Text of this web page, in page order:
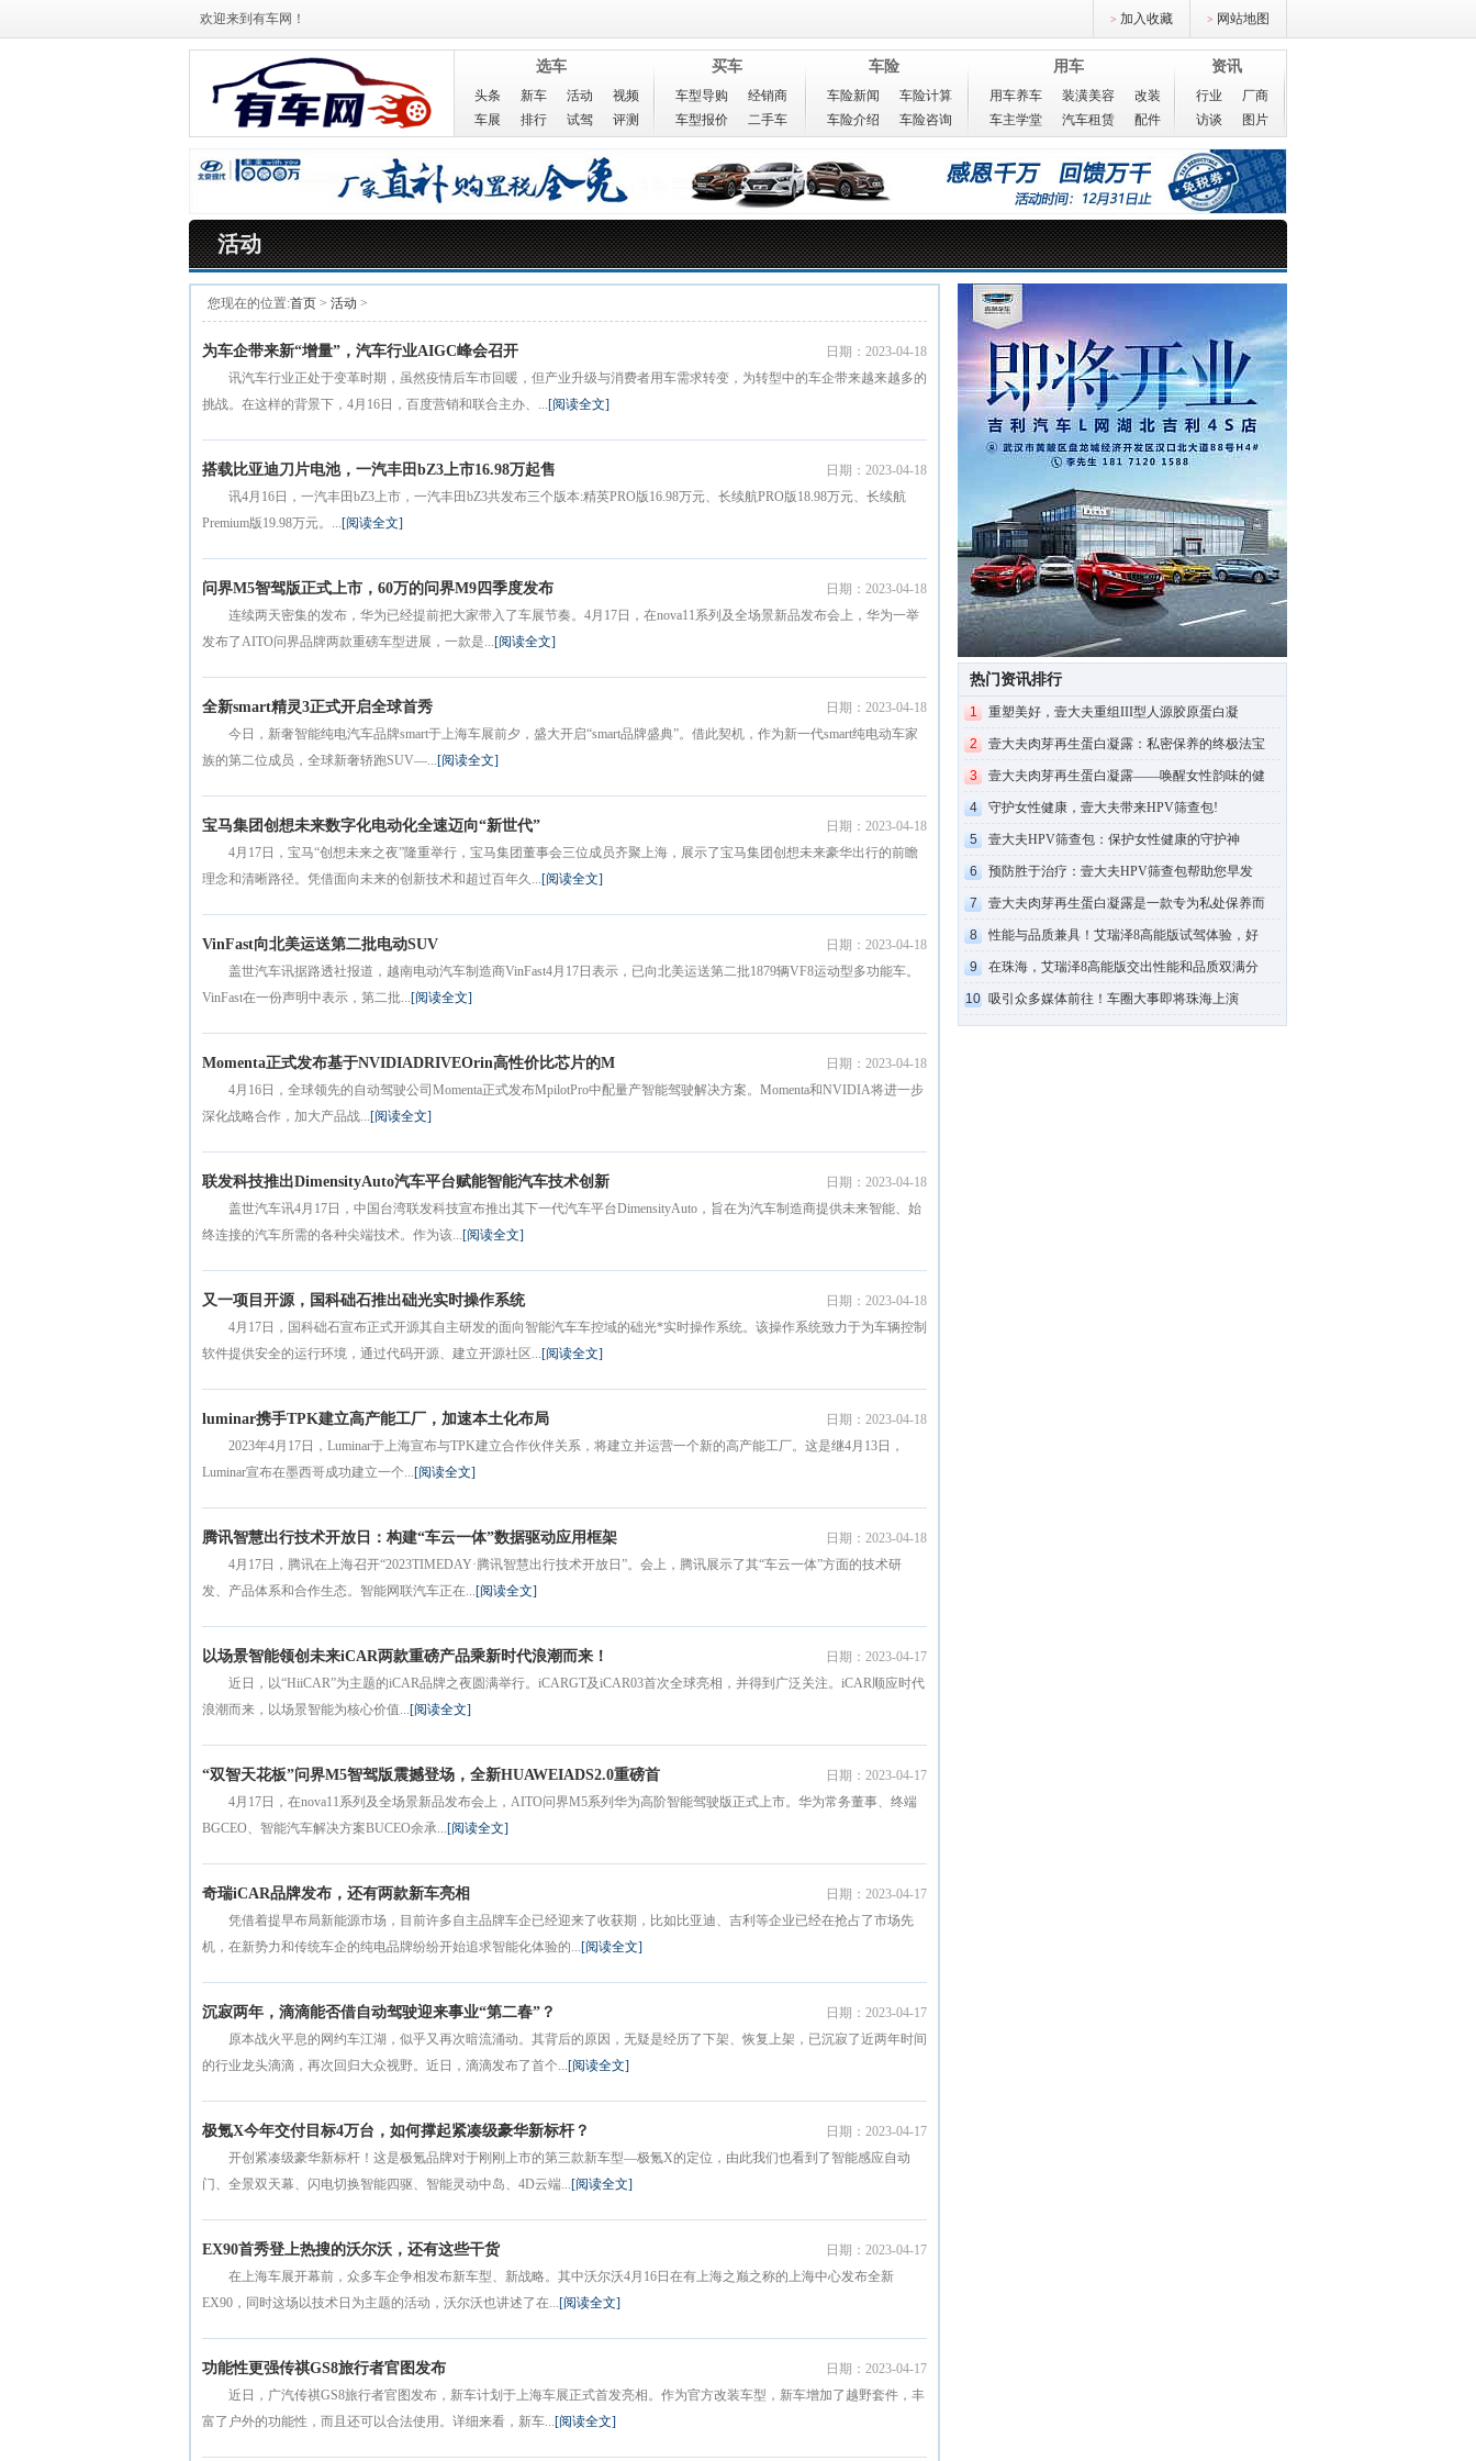
欢迎来到有车网！ > 网站地图
> 加入收藏
选车
头条 新车 活动
视频
车展
排行 试驾 评测
买车
车型导购
经销商
车型报价
二手车
车险
车险新闻
车险计算
车险介绍
车险咨询
用车
用车养车 装潢美容
改装
车主学堂
汽车租赁 配件
资讯
行业
厂商
访谈
图片
活动
您现在的位置:首页 > 活动 >
日期：2023-04-18
为车企带来新“增量”，汽车行业AIGC峰会召开
讯汽车行业正处于变革时期，虽然疫情后车市回暖，但产业升级与消费者用车需求转变，为转型中的车企带来越来越多的
挑战。在这样的背景下，4月16日，百度营销和联合主办、...[阅读全文]
日期：2023-04-18
搭载比亚迪刀片电池，一汽丰田bZ3上市16.98万起售
讯4月16日，一汽丰田bZ3上市，一汽丰田bZ3共发布三个版本:精英PRO版16.98万元、长续航PRO版18.98万元、长续航
Premium版19.98万元。...[阅读全文]
日期：2023-04-18
问界M5智驾版正式上市，60万的问界M9四季度发布
连续两天密集的发布，华为已经提前把大家带入了车展节奏。4月17日，在nova11系列及全场景新品发布会上，华为一举
发布了AITO问界品牌两款重磅车型进展，一款是...[阅读全文]
日期：2023-04-18
全新smart精灵3正式开启全球首秀
今日，新奢智能纯电汽车品牌smart于上海车展前夕，盛大开启“smart品牌盛典”。借此契机，作为新一代smart纯电动车家
族的第二位成员，全球新奢轿跑SUV—...[阅读全文]
日期：2023-04-18
宝马集团创想未来数字化电动化全速迈向“新世代”
4月17日，宝马“创想未来之夜”隆重举行，宝马集团董事会三位成员齐聚上海，展示了宝马集团创想未来豪华出行的前瞻
理念和清晰路径。凭借面向未来的创新技术和超过百年久...[阅读全文]
日期：2023-04-18
VinFast向北美运送第二批电动SUV
盖世汽车讯据路透社报道，越南电动汽车制造商VinFast4月17日表示，已向北美运送第二批1879辆VF8运动型多功能车。
VinFast在一份声明中表示，第二批...[阅读全文]
日期：2023-04-18
Momenta正式发布基于NVIDIADRIVEOrin高性价比芯片的M
4月16日，全球领先的自动驾驶公司Momenta正式发布MpilotPro中配量产智能驾驶解决方案。Momenta和NVIDIA将进一步
深化战略合作，加大产品战...[阅读全文]
日期：2023-04-18
联发科技推出DimensityAuto汽车平台赋能智能汽车技术创新
盖世汽车讯4月17日，中国台湾联发科技宣布推出其下一代汽车平台DimensityAuto，旨在为汽车制造商提供未来智能、始
终连接的汽车所需的各种尖端技术。作为该...[阅读全文]
日期：2023-04-18
又一项目开源，国科础石推出础光实时操作系统
4月17日，国科础石宣布正式开源其自主研发的面向智能汽车车控域的础光*实时操作系统。该操作系统致力于为车辆控制
软件提供安全的运行环境，通过代码开源、建立开源社区...[阅读全文]
日期：2023-04-18
luminar携手TPK建立高产能工厂，加速本土化布局
2023年4月17日，Luminar于上海宣布与TPK建立合作伙伴关系，将建立并运营一个新的高产能工厂。这是继4月13日，
Luminar宣布在墨西哥成功建立一个...[阅读全文]
日期：2023-04-18
腾讯智慧出行技术开放日：构建“车云一体”数据驱动应用框架
4月17日，腾讯在上海召开“2023TIMEDAY·腾讯智慧出行技术开放日”。会上，腾讯展示了其“车云一体”方面的技术研
发、产品体系和合作生态。智能网联汽车正在...[阅读全文]
日期：2023-04-17
以场景智能领创未来iCAR两款重磅产品乘新时代浪潮而来！
近日，以“HiiCAR”为主题的iCAR品牌之夜圆满举行。iCARGT及iCAR03首次全球亮相，并得到广泛关注。iCAR顺应时代
浪潮而来，以场景智能为核心价值...[阅读全文]
日期：2023-04-17
“双智天花板”问界M5智驾版震撼登场，全新HUAWEIADS2.0重磅首
4月17日，在nova11系列及全场景新品发布会上，AITO问界M5系列华为高阶智能驾驶版正式上市。华为常务董事、终端
BGCEO、智能汽车解决方案BUCEO余承...[阅读全文]
日期：2023-04-17
奇瑞iCAR品牌发布，还有两款新车亮相
凭借着提早布局新能源市场，目前许多自主品牌车企已经迎来了收获期，比如比亚迪、吉利等企业已经在抢占了市场先
机，在新势力和传统车企的纯电品牌纷纷开始追求智能化体验的...[阅读全文]
日期：2023-04-17
沉寂两年，滴滴能否借自动驾驶迎来事业“第二春”？
原本战火平息的网约车江湖，似乎又再次暗流涌动。其背后的原因，无疑是经历了下架、恢复上架，已沉寂了近两年时间
的行业龙头滴滴，再次回归大众视野。近日，滴滴发布了首个...[阅读全文]
日期：2023-04-17
极氪X今年交付目标4万台，如何撑起紧凑级豪华新标杆？
开创紧凑级豪华新标杆！这是极氪品牌对于刚刚上市的第三款新车型—极氪X的定位，由此我们也看到了智能感应自动
门、全景双天幕、闪电切换智能四驱、智能灵动中岛、4D云端...[阅读全文]
日期：2023-04-17
EX90首秀登上热搜的沃尔沃，还有这些干货
在上海车展开幕前，众多车企争相发布新车型、新战略。其中沃尔沃4月16日在有上海之巅之称的上海中心发布全新
EX90，同时这场以技术日为主题的活动，沃尔沃也讲述了在...[阅读全文]
日期：2023-04-17
功能性更强传祺GS8旅行者官图发布
近日，广汽传祺GS8旅行者官图发布，新车计划于上海车展正式首发亮相。作为官方改装车型，新车增加了越野套件，丰
富了户外的功能性，而且还可以合法使用。详细来看，新车...[阅读全文]
热门资讯排行
1 重塑美好，壹大夫重组III型人源胶原蛋白凝
2 壹大夫肉芽再生蛋白凝露：私密保养的终极法宝
3 壹大夫肉芽再生蛋白凝露——唤醒女性韵味的健
4 守护女性健康，壹大夫带来HPV筛查包!
5 壹大夫HPV筛查包：保护女性健康的守护神
6 预防胜于治疗：壹大夫HPV筛查包帮助您早发
7 壹大夫肉芽再生蛋白凝露是一款专为私处保养而
8 性能与品质兼具！艾瑞泽8高能版试驾体验，好
9 在珠海，艾瑞泽8高能版交出性能和品质双满分
10 吸引众多媒体前往！车圈大事即将珠海上演